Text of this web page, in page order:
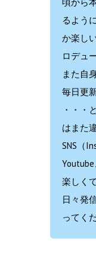
るよう
か楽し
ロデュ
また自
毎日更
・・・
はまた
SNS（
楽しく
日々発
ってく